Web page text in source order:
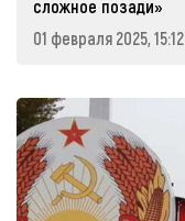
сложное позади»
01 февраля 2025, 15:12